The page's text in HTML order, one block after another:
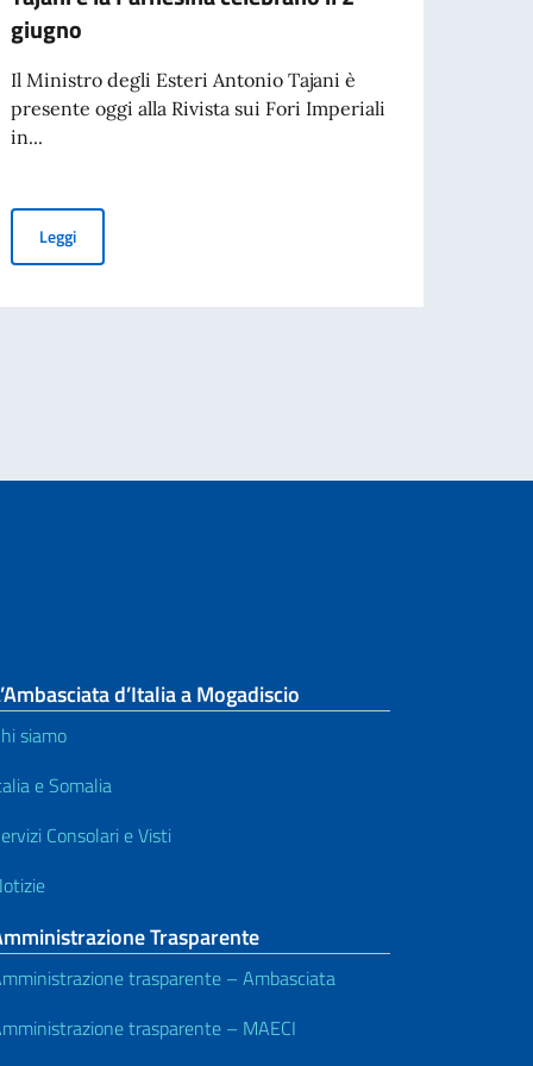
giugno
Il Ministro degli Esteri Antonio Tajani è
presente oggi alla Rivista sui Fori Imperiali
in...
LeggiTajani e la Farnesina celebrano il 2 giugno
d’Italia a Mogadiscio
siamo
e Somalia
Consolari e Visti
Trasparente
trasparente – Ambasciata
trasparente – MAECI